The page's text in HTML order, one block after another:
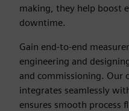
making, they help boost
downtime.
Gain end-to-end
engineering and
and commissioning. Our
integrates seamlessly
ensures smooth process